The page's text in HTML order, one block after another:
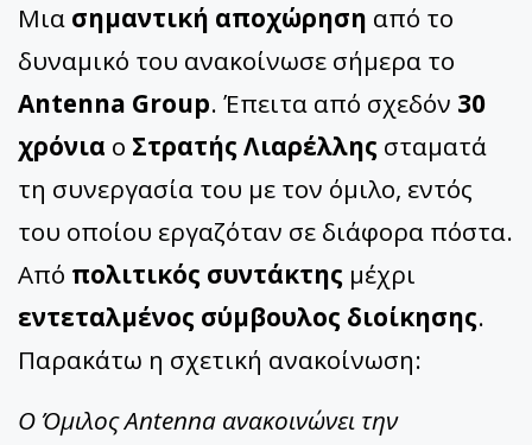
Μια σημαντική αποχώρηση από το
δυναμικό του ανακοίνωσε σήμερα το
Antenna Group. Έπειτα από σχεδόν 30
χρόνια ο Στρατής Λιαρέλλης σταματά
τη συνεργασία του με τον όμιλο, εντός
του οποίου εργαζόταν σε διάφορα πόστα.
Από πολιτικός συντάκτης μέχρι
εντεταλμένος σύμβουλος διοίκησης.
Παρακάτω η σχετική ανακοίνωση:
Ο Όμιλος Antenna ανακοινώνει την